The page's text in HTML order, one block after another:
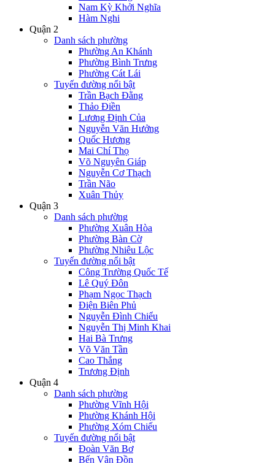
Nam Kỳ Khởi Nghĩa
Hàm Nghi
Quận 2
Danh sách phường
Phường An Khánh
Phường Bình Trưng
Phường Cát Lái
Tuyến đường nổi bật
Trần Bạch Đằng
Thảo Điền
Lương Định Của
Nguyễn Văn Hưởng
Quốc Hương
Mai Chí Thọ
Võ Nguyên Giáp
Nguyễn Cơ Thạch
Trần Não
Xuân Thủy
Quận 3
Danh sách phường
Phường Xuân Hòa
Phường Bàn Cờ
Phường Nhiêu Lộc
Tuyến đường nổi bật
Công Trường Quốc Tế
Lê Quý Đôn
Phạm Ngọc Thạch
Điện Biên Phủ
Nguyễn Đình Chiểu
Nguyễn Thị Minh Khai
Hai Bà Trưng
Võ Văn Tần
Cao Thắng
Trương Định
Quận 4
Danh sách phường
Phường Vĩnh Hội
Phường Khánh Hội
Phường Xóm Chiếu
Tuyến đường nổi bật
Đoàn Văn Bơ
Bến Vân Đồn